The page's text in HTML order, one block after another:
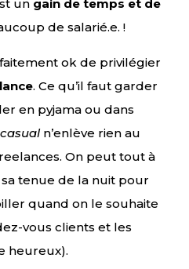
un gain de temps et de
de salarié.e. !
ok de privilégier
. Ce qu’il faut garder
en pyjama ou dans
casualn’enlève rien au
On peut tout à
tenue de la nuit pour
quand on le souhaite
vous clients et les
heureux).